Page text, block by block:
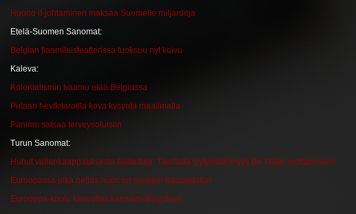
Huono it-johtaminen maksaa Suomelle miljardeja
Etelä-Suomen Sanomat:
Belgian flaamilaisteatterissa tuoksuu nyt koivu
Kaleva:
Kolonialismin haamu elää Belgiassa
Putaan hevikitaroilla kova kysyntä maailmalla
Panimo satsaa terveysoluisiin
Turun Sanomat:
Huhut vallankaappauksesta liioiteltuja: Taustalla tyytymättömyys Bo Xilain erottamiseen
Euroopassa joka neljäs nuori on melkein lukutaidoton
Eurooppa-koulu kasvattaa kansainvälisyyteen